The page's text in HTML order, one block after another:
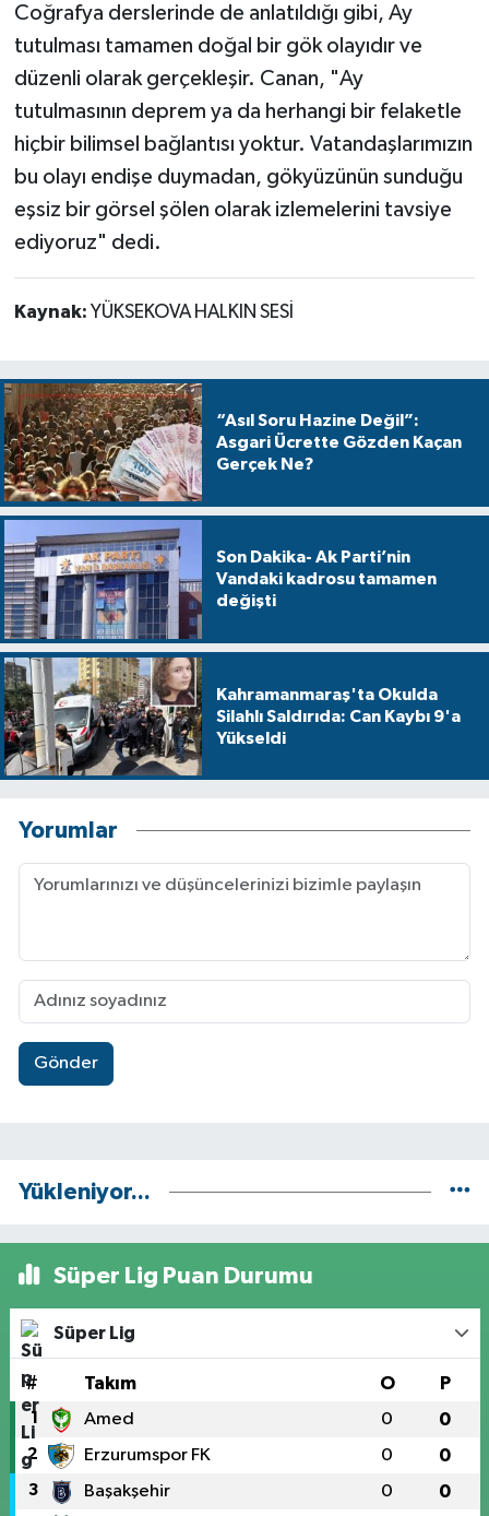
Coğrafya derslerinde de anlatıldığı gibi, Ay
tutulması tamamen doğal bir gök olayıdır ve
düzenli olarak gerçekleşir. Canan, "Ay
tutulmasının deprem ya da herhangi bir felaketle
hiçbir bilimsel bağlantısı yoktur. Vatandaşlarımızın
bu olayı endişe duymadan, gökyüzünün sunduğu
eşsiz bir görsel şölen olarak izlemelerini tavsiye
ediyoruz" dedi.
Kaynak: YÜKSEKOVA HALKIN SESİ
“Asıl Soru Hazine Değil”:
Asgari Ücrette Gözden Kaçan
Gerçek Ne?
Son Dakika- Ak Parti’nin
Vandaki kadrosu tamamen
değişti
Kahramanmaraş'ta Okulda
Silahlı Saldırıda: Can Kaybı 9'a
Yükseldi
Yorumlar
Gönder
Yükleniyor...
Süper Lig Puan Durumu
Süper Lig
# Takım O P
1 Amed 0 0
2 Erzurumspor FK 0 0
3 Başakşehir 0 0